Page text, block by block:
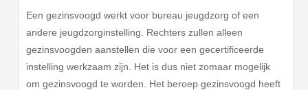
Een gezinsvoogd werkt voor bureau jeugdzorg of een
andere jeugdzorginstelling. Rechters zullen alleen
gezinsvoogden aanstellen die voor een gecertificeerde
instelling werkzaam zijn. Het is dus niet zomaar mogelijk
om gezinsvoogd te worden. Het beroep gezinsvoogd heeft